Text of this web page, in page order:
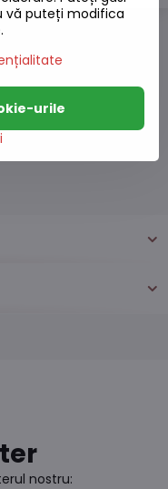
nostru:
vă puteți modifica
urile